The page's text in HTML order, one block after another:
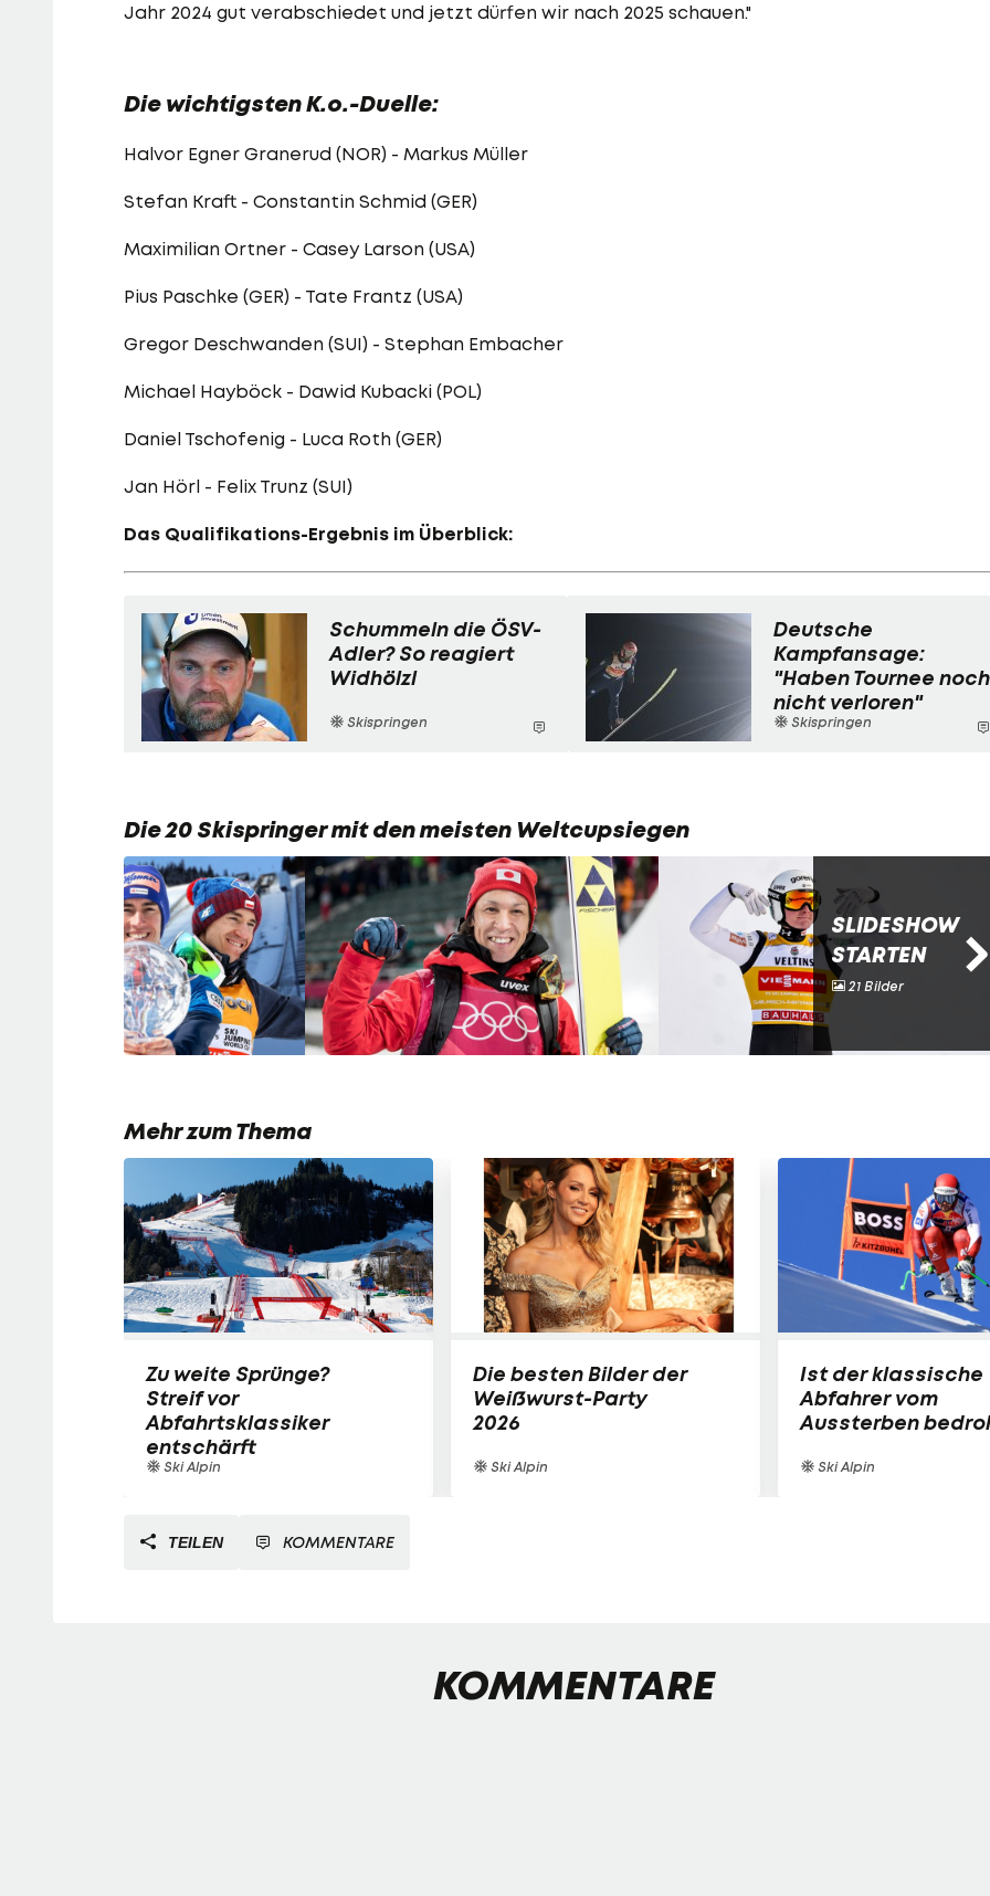
Jahr 2024 gut verabschiedet und jetzt dürfen wir nach 2025 schauen."
Die wichtigsten K.o.-Duelle:
Halvor Egner Granerud (NOR) - Markus Müller
Stefan Kraft - Constantin Schmid (GER)
Maximilian Ortner - Casey Larson (USA)
Pius Paschke (GER) - Tate Frantz (USA)
Gregor Deschwanden (SUI) - Stephan Embacher
Michael Hayböck - Dawid Kubacki (POL)
Daniel Tschofenig - Luca Roth (GER)
Jan Hörl - Felix Trunz (SUI)
Das Qualifikations-Ergebnis im Überblick:
Schummeln die ÖSV-
Adler? So reagiert
Widhölzl
Skispringen
Deutsche
Kampfansage:
"Haben Tournee noch
nicht verloren"
Skispringen
Die 20 Skispringer mit den meisten Weltcupsiegen
SLIDESHOW
STARTEN
21 Bilder
Mehr zum Thema
Zu weite Sprünge?
Streif vor
Abfahrtsklassiker
entschärft
Ski Alpin
Die besten Bilder der
Weißwurst-Party
2026
Ski Alpin
Ist der klassische
Abfahrer vom
Aussterben
Ski Alpin
TEILEN KOMMENTARE
KOMMENTARE